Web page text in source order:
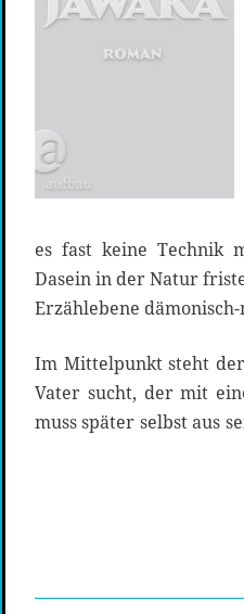
es fast keine Technik
Dasein in der Natur
Erzählebene
Im Mittelpunkt steht
Vater sucht, der mit
muss später selbst aus